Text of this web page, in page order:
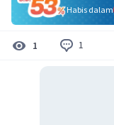
Habis dalam
1 1